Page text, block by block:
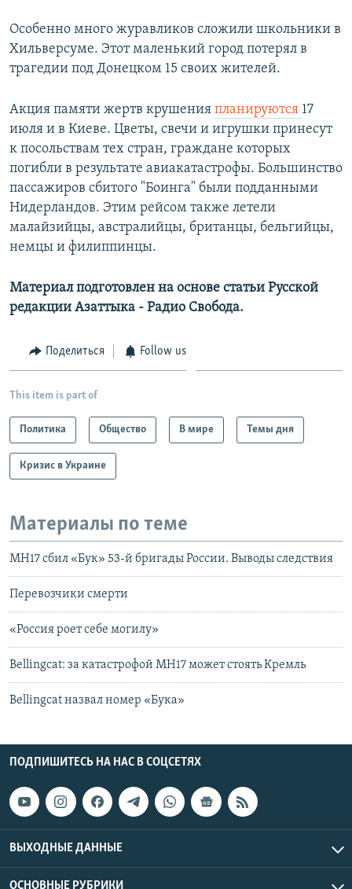
Особенно много журавликов сложили школьники в
Хильверсуме. Этот маленький город потерял в
трагедии под Донецком 15 своих жителей.
Акция памяти жертв крушения планируются 17
июля и в Киеве. Цветы, свечи и игрушки принесут
к посольствам тех стран, граждане которых
погибли в результате авиакатастрофы. Большинство
пассажиров сбитого "Боинга" были подданными
Нидерландов. Этим рейсом также летели
малайзийцы, австралийцы, британцы, бельгийцы,
немцы и филиппинцы.
Материал подготовлен на основе статьи Русской
редакции Азаттыка - Радио Свобода.
Поделиться Follow us
This item is part of
Политика Общество В мире Темы дня
Кризис в Украине
Материалы по теме
MH17 сбил «Бук» 53-й бригады России. Выводы следствия
Перевозчики смерти
«Россия роет себе могилу»
Bellingcat: за катастрофой МН17 может стоять Кремль
Bellingcat назвал номер «Бука»
ПОДПИШИТЕСЬ НА НАС В СОЦСЕТЯХ
ВЫХОДНЫЕ ДАННЫЕ
ОСНОВНЫЕ РУБРИКИ